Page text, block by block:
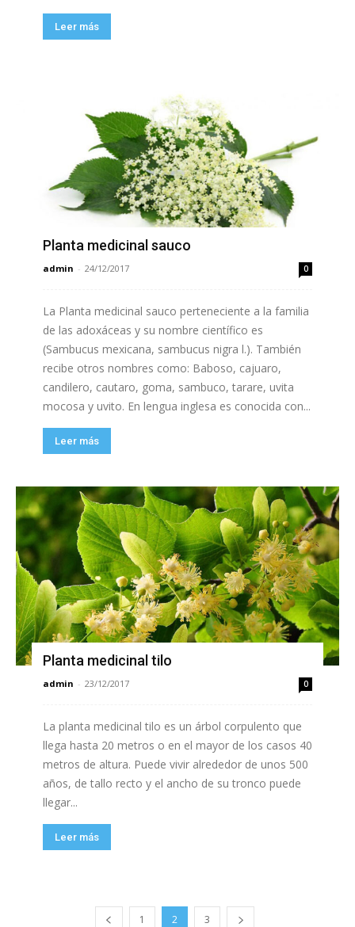
Leer más
Planta medicinal sauco
admin - 24/12/2017 0
La Planta medicinal sauco perteneciente a la familia
de las adoxáceas y su nombre científico es
(Sambucus mexicana, sambucus nigra l.). También
recibe otros nombres como: Baboso, cajuaro,
candilero, cautaro, goma, sambuco, tarare, uvita
mocosa y uvito. En lengua inglesa es conocida con...
Leer más
Planta medicinal tilo
admin - 23/12/2017 0
La planta medicinal tilo es un árbol corpulento que
llega hasta 20 metros o en el mayor de los casos 40
metros de altura. Puede vivir alrededor de unos 500
años, de tallo recto y el ancho de su tronco puede
llegar...
Leer más
1 2 3